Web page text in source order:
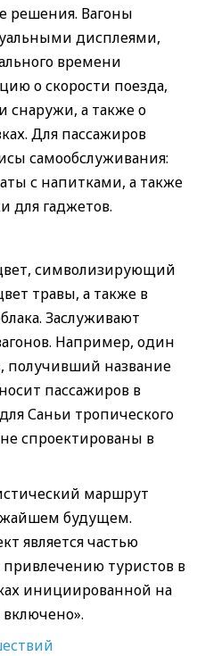
решения. Вагоны
дисплеями,
времени
о скорости поезда,
снаружи, а также о
Для пассажиров
самообслуживания:
с напитками, а также
для гаджетов.
символизирующий
травы, а также в
Заслуживают
Например, один
получивший название
пассажиров в
Саньи тропического
спроектированы в
маршрут
будущем.
является частью
туристов в
инициированной на